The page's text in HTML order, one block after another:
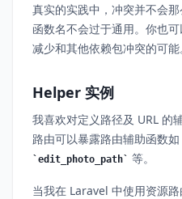
真实的实践中，冲突并不会
函数名不会过于通用。你也
减少和其他依赖包冲突的可能
Helper 实例
我喜欢对定义路径及 URL 的
路由可以暴露路由辅助函数如
edit_photo_path 等。
当我在 Laravel 中使用资源